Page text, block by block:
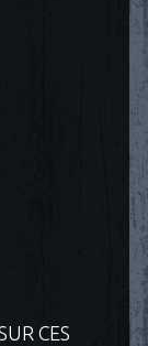
CES